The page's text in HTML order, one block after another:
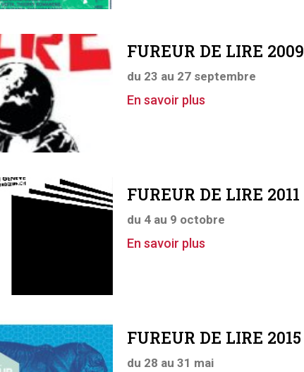
FUREUR DE LIRE 2009
du 23 au 27 septembre
En savoir plus
FUREUR DE LIRE 2011
du 4 au 9 octobre
En savoir plus
FUREUR DE LIRE 2015
du 28 au 31 mai